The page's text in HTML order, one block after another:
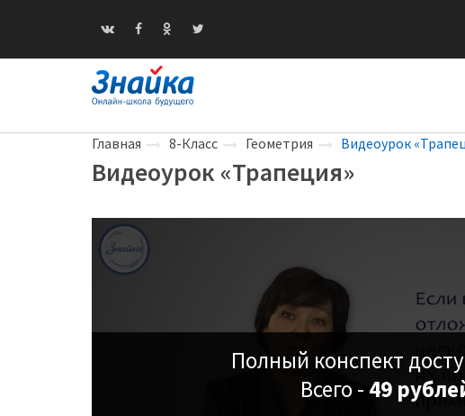
Главная 8-Класс Геометрия Видеоурок
Видеоурок «Трапеция»
Полный конспект
Всего - 49